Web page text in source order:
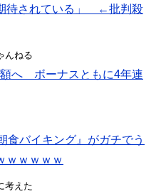
待されている」 ←批判殺
んねる
へ ボーナスともに4年連
食バイキング』がガチでう
ｗｗｗｗｗ
考えた